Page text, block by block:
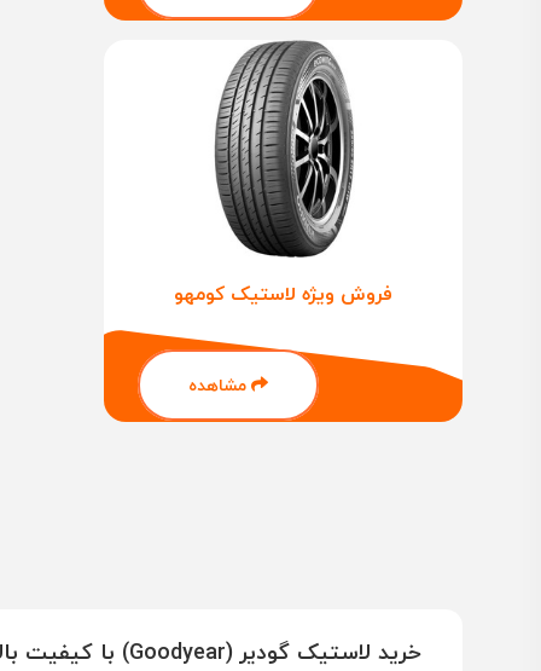
فروش ویژه لاستیک کومهو
مشاهده
خرید لاستیک گودیر (Goodyear) با کیفیت بالا | یوزپلنگ